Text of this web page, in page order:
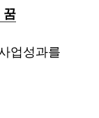
꿈
업성과를